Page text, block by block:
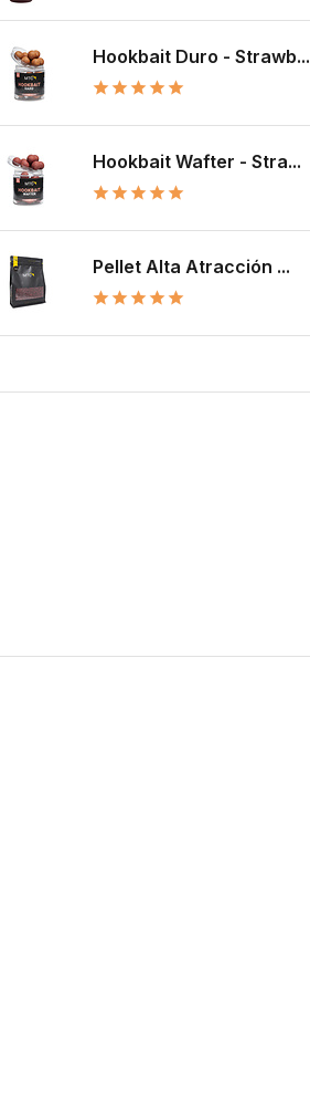
Hookbait Duro - Strawb...
Hookbait Wafter - Stra...
Pellet Alta Atracción ...